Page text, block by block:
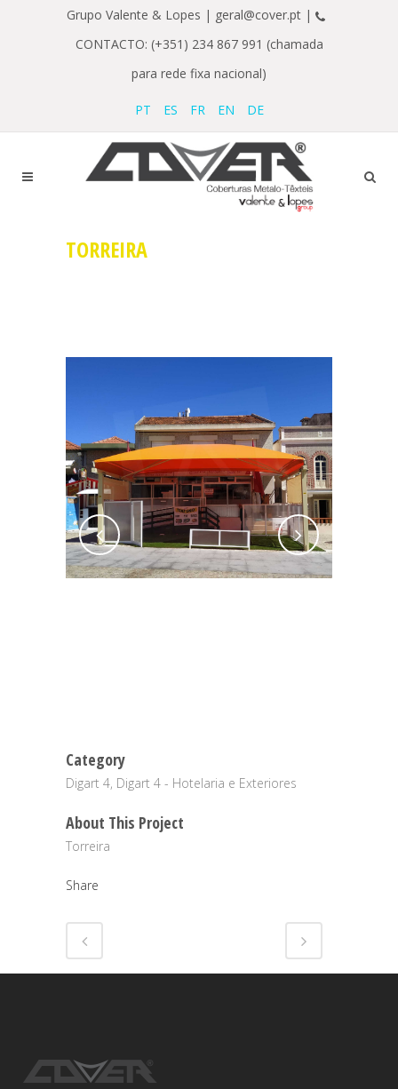
Grupo Valente & Lopes | geral@cover.pt |
CONTACTO: (+351) 234 867 991 (chamada
para rede fixa nacional)
PT ES FR EN DE
TORREIRA
Category
Digart 4, Digart 4 - Hotelaria e Exteriores
About This Project
Torreira
Share